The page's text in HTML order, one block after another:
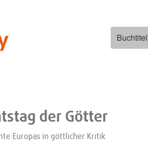
Suchen
der Götter
Europas in göttlicher Kritik